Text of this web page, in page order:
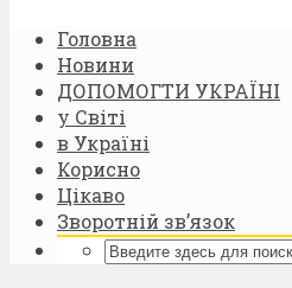
Головна
Новини
ДОПОМОГТИ УКРАЇНІ
у Світі
в Україні
Корисно
Цікаво
Зворотній зв’язок